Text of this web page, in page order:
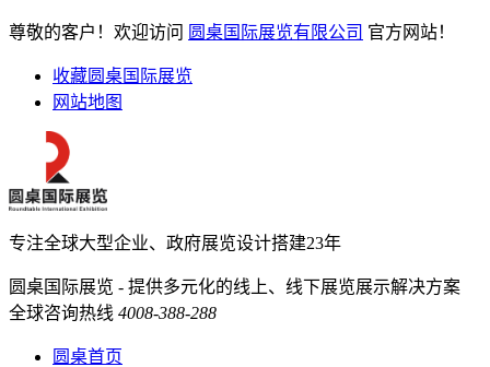
尊敬的客户！欢迎访问 圆桌国际展览有限公司 官方网站！
收藏圆桌国际展览
网站地图
专注全球大型企业、政府展览设计搭建23年
圆桌国际展览 - 提供多元化的线上、线下展览展示解决方案
全球咨询热线 4008-388-288
圆桌首页